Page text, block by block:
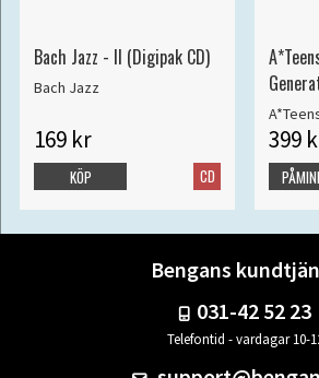
Bach Jazz - II (Digipak CD)
Bach Jazz
169 kr
CD
KÖP
399
Bengans
031-42 52 23
Telefontid - vardagar 10-